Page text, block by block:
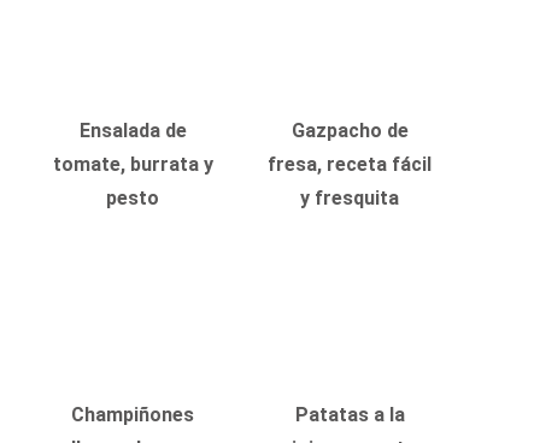
Ensalada de
tomate, burrata y
pesto
Gazpacho de
fresa, receta fácil
y fresquita
Champiñones
Patatas a la